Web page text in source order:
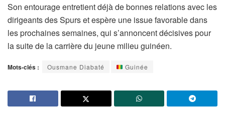
Son entourage entretient déjà de bonnes relations avec les
dirigeants des Spurs et espère une issue favorable dans
les prochaines semaines, qui s’annoncent décisives pour
la suite de la carrière du jeune milieu guinéen.
Mots-clés : Ousmane Diabaté Guinée